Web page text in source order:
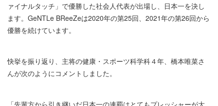
ァイナルタッチ」で優勝した社会人代表が出場し、日本一を決し
ます。GeNTLe BReeZeは2020年の第25回、2021年の第26回から
優勝を続けています。
快挙を振り返り、主将の健康・スポーツ科学科４年、橋本唯菜さ
んが次のようにコメントしました。
「先輩方から引き継いだ日本一の連覇はとてもプレッシャーが大